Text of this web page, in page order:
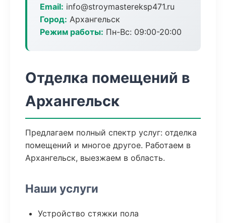
Email: info@stroymastereksp471.ru
Город: Архангельск
Режим работы: Пн-Вс: 09:00-20:00
Отделка помещений в
Архангельск
Предлагаем полный спектр услуг: отделка
помещений и многое другое. Работаем в
Архангельск, выезжаем в область.
Наши услуги
Устройство стяжки пола